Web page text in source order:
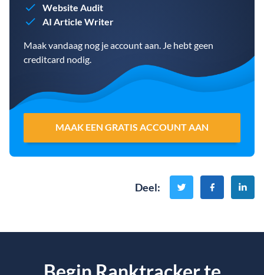
Website Audit
AI Article Writer
Maak vandaag nog je account aan. Je hebt geen
creditcard nodig.
MAAK EEN GRATIS ACCOUNT AAN
Deel: